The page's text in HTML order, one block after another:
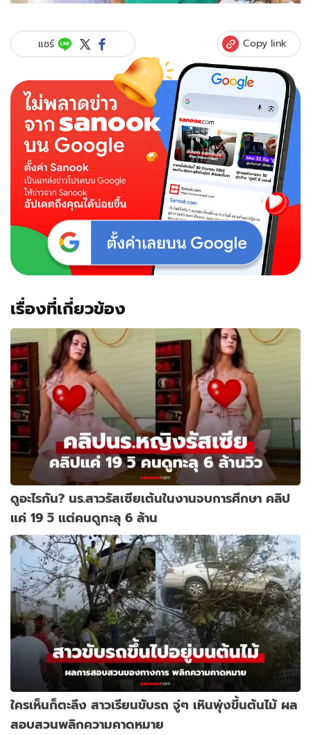
แชร์ Copy link
เรื่องที่เกี่ยวข้อง
ดูอะไรกัน? นร.สาวรัสเซียเต้นในงานจบการศึกษา คลิป
แค่ 19 วิ แต่คนดูทะลุ 6 ล้าน
ใครเห็นก็ตะลึง สาวเรียนขับรถ จู่ๆ เหินพุ่งขึ้นต้นไม้ ผล
สอบสวนพลิกความคาดหมาย